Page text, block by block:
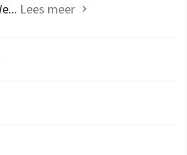
Lees meer